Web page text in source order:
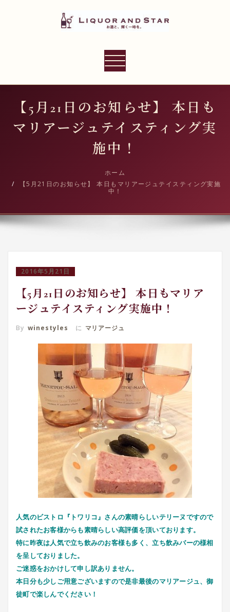
プ
LIQUOR AND STAR
ナ
ー
ョ
ン
り
替
【5月21日のお知らせ】 本日も
マリアージュテイスティング実
施中！
ホーム
【5月21日のお知らせ】 本日もマリアージュテイスティング実施
中！
2016年5月21日
【5月21日のお知らせ】 本日もマリア
ージュテイスティング実施中！
By winestyles に マリアージュ
人気のビストロ『トワリコ』さんの素晴らしいテリーヌですので
試されたお客様からも素晴らしい高評価を頂いております。
特に昨夜は人気で立ち飲みのお客様も多く、立ち飲みバーの様相
を呈しておりました。
ご迷惑をおかけして申し訳ありません。
本日分も少しご用意ございますので是非最後のマリアージュ、御
徒町で楽しんでください！